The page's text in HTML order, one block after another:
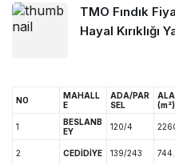
TMO Fındık
Hayal Kırıklığı
NO
MAHALL
E
ADA/PAR
SEL
(m²)
1
BESLANB
EY
120/4
2 CEDİDİYE 139/243